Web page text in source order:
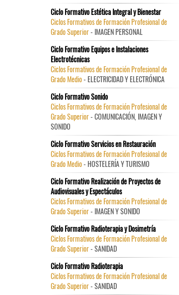
Ciclo Formativo Estética Integral y Bienestar
Ciclos Formativos de Formación Profesional de
Grado Superior- IMAGEN PERSONAL
Ciclo Formativo Equipos e Instalaciones
Electrotécnicas
Ciclos Formativos de Formación Profesional de
Grado Medio- ELECTRICIDAD Y ELECTRÓNICA
Ciclo Formativo Sonido
Ciclos Formativos de Formación Profesional de
Grado Superior- COMUNICACIÓN, IMAGEN Y
SONIDO
Ciclo Formativo Servicios en Restauración
Ciclos Formativos de Formación Profesional de
Grado Medio- HOSTELERÍA Y TURISMO
Ciclo Formativo Realización de Proyectos de
Audiovisuales y Espectáculos
Ciclos Formativos de Formación Profesional de
Grado Superior- IMAGEN Y SONIDO
Ciclo Formativo Radioterapia y Dosimetría
Ciclos Formativos de Formación Profesional de
Grado Superior- SANIDAD
Ciclo Formativo Radioterapia
Ciclos Formativos de Formación Profesional de
Grado Superior- SANIDAD